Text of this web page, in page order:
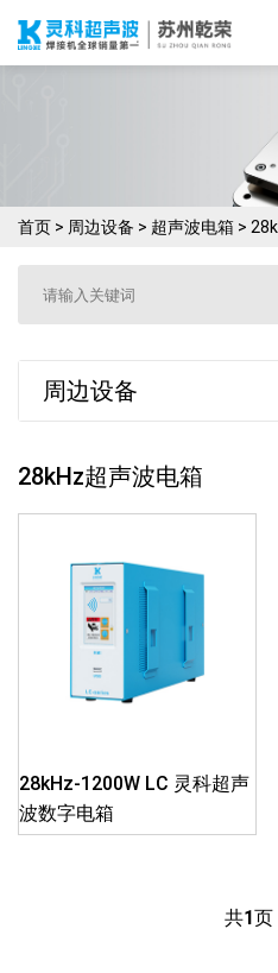
首页 > 周边设备 > 超声波电箱 >
周边设备
28kHz超声波电箱
28kHz-1200W LC 灵科超声
波数字电箱
共1页